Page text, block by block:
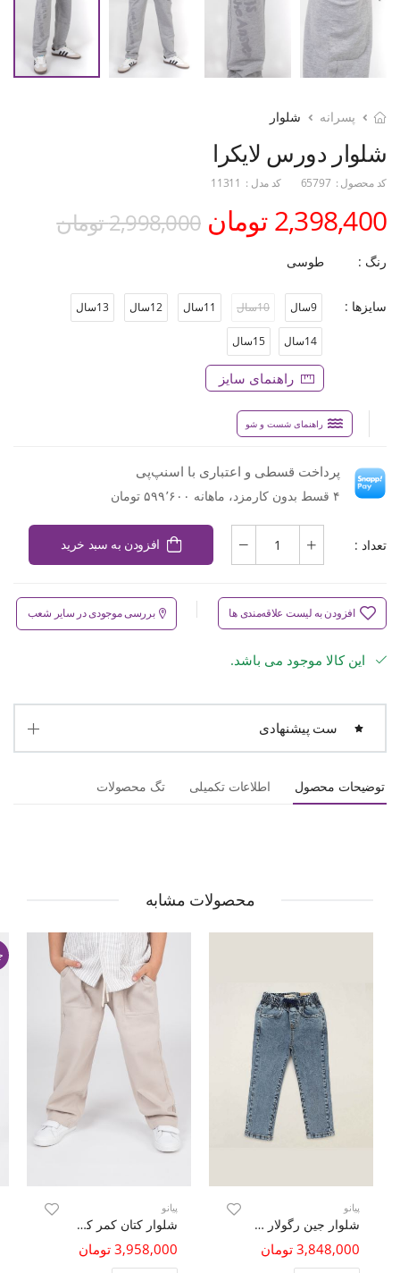
پسرانه شلوار
شلوار دورس لایکرا
کد محصول : 65797 کد مدل : 11311
2,398,400 تومان 2,998,000 تومان
رنگ : طوسی
سایزها : 9سال 10سال 11سال 12سال 13سال
14سال 15سال
راهنمای سایز
راهنمای شست و شو
پرداخت قسطی و اعتباری با اسنپ‌پی
۴ قسط بدون کارمزد، ماهانه ۵۹۹٬۶۰۰ تومان
تعداد : افزودن به سبد خرید
افزودن به لیست علاقه‌مندی ها بررسی موجودی در سایر شعب
این کالا موجود می باشد.
ست پیشنهادی
توضیحات محصول اطلاعات تکمیلی تگ محصولات
محصولات مشابه
پیانو
شلوار جین رگولار کمر کش
3,848,000 تومان
پیانو
شلوار کتان کمر کش
3,958,000 تومان